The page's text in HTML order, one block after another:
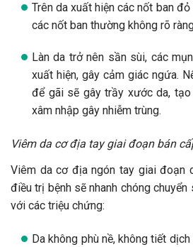
Trên da xuất hiện các nốt ban
các nốt ban thường không rõ
Làn da trở nên sần sùi, các
xuất hiện, gây cảm giác ngứa.
để gãi sẽ gây trầy xước da,
xâm nhập gây nhiễm trùng.
Viêm da cơ địa tay giai đoạn bán
Viêm da cơ địa ngón tay giai đoạn
điều trị bệnh sẽ nhanh chóng
với các triệu chứng:
Da không phù nề, không tiết